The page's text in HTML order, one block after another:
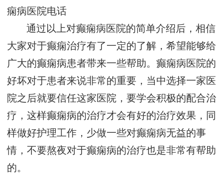
痫病医院电话
通过以上对癫痫病医院的简单介绍后，相信
大家对于癫痫治疗有了一定的了解，希望能够给
广大的癫痫病患者带来一些帮助。癫痫病医院的
好坏对于患者来说非常的重要，当中选择一家医
院之后就要信任这家医院，要学会积极的配合治
疗，这样癫痫病的治疗才会有好的治疗效果，同
样做好护理工作，少做一些对癫痫病无益的事
情，不要熬夜对于癫痫病的治疗也是非常有帮助
的。